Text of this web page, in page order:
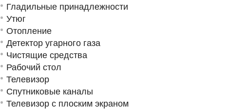
Гладильные принадлежности
Утюг
Отопление
Детектор угарного газа
Чистящие средства
Рабочий стол
Телевизор
Спутниковые каналы
Телевизор с плоским экраном